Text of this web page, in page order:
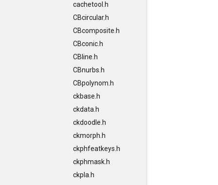
cachetool.h
CBcircular.h
CBcomposite.h
CBconic.h
CBline.h
CBnurbs.h
CBpolynom.h
ckbase.h
ckdata.h
ckdoodle.h
ckmorph.h
ckphfeatkeys.h
ckphmask.h
ckpla.h